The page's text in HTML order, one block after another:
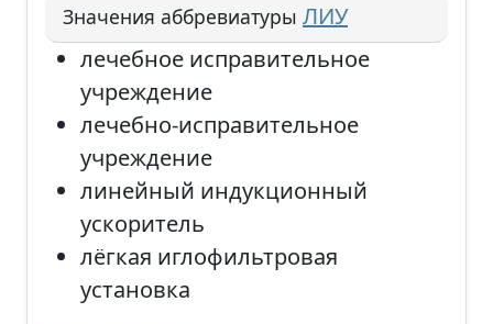
Значения аббревиатуры ЛИУ
лечебное исправительное
учреждение
лечебно-исправительное
учреждение
линейный индукционный
ускоритель
лёгкая иглофильтровая
установка